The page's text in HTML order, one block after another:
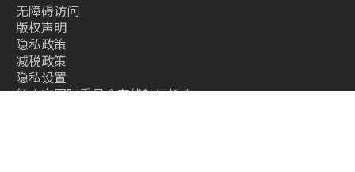
无障碍访问
版权声明
隐私政策
减税政策
隐私设置
红十字国际委员会在线社区指南